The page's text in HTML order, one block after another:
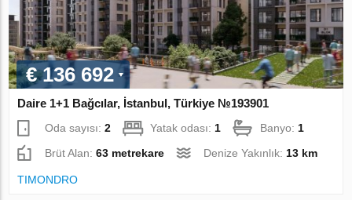
€ 136 692
Daire 1+1 Bağcılar, İstanbul, Türkiye №193901
Oda sayısı:2 Yatak odası: 1 Banyo: 1
Brüt Alan:63 metrekare Denize Yakınlık: 13 km
TIMONDRO